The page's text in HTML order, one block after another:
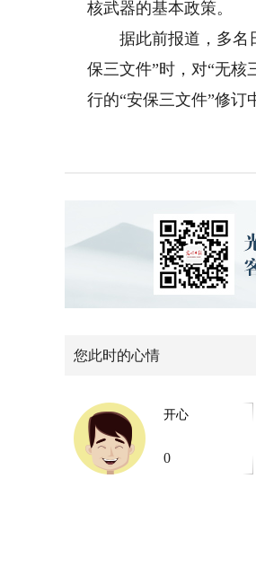
核武器的基本政策。
据此前报道，多名日
保三文件”时，对“无
行的“安保三文件”修订
您此时的心情
开心
0